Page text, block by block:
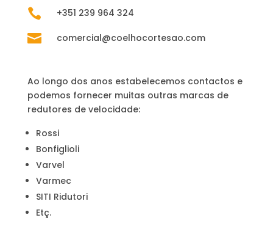
 +351 239 964 324
 comercial@coelhocortesao.com
Ao longo dos anos estabelecemos contactos e
podemos fornecer muitas outras marcas de
redutores de velocidade:
Rossi
Bonfiglioli
Varvel
Varmec
SITI Ridutori
Etç.